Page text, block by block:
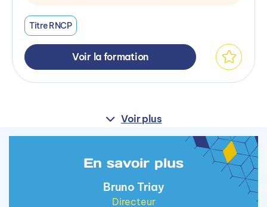
Titre RNCP
Voir la formation
Voir plus
En savoir plus
Bruno Triay
Directeur